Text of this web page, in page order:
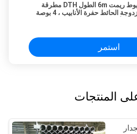
خيوط ريمت 6m الطول DTH مطرقة
مزدوجة الحائط حفرة الأنابيب ، 4 بوصة
استمر
المنتجات